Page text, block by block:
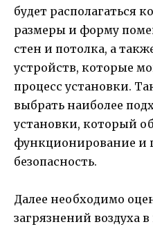
будет располагаться
размеры и форму
стен и потолка, а
устройств, которые
процесс установки.
выбрать наиболее
установки, который
функционирование и
безопасность.
Далее необходимо
загрязнений воздуха